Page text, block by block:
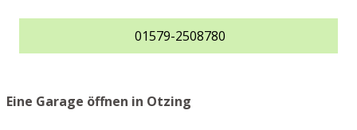
01579-2508780
Eine Garage öffnen in Otzing